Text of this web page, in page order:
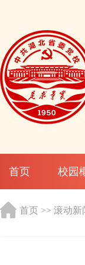
首页 校园
首页 >> 滚动新